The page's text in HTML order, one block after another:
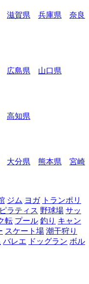
滋賀県 兵庫県
奈良
広島県 山口県
高知県
大分県 熊本県
宮崎
ジム ヨガ トランポリ
ピラティス 野球場 サッ
転 プール 釣り キャン
スケート場 潮干狩り
バレエ ドッグラン ボル